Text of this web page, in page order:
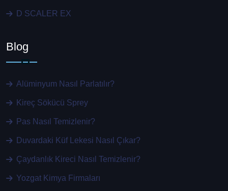
D SCALER EX
Blog
Alüminyum Nasıl Parlatılır?
Kireç Sökücü Sprey
Pas Nasıl Temizlenir?
Duvardaki Küf Lekesi Nasıl Çıkar?
Çaydanlık Kireci Nasıl Temizlenir​?
Yozgat Kimya Firmaları